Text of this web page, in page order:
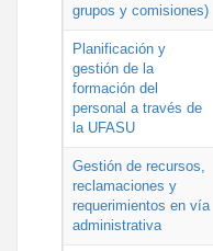
grupos y comisiones)
Planificación y
gestión de la
formación del
personal a través de
la UFASU
Gestión de recursos,
reclamaciones y
requerimientos en vía
administrativa